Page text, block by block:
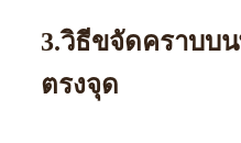
3.วิธีขจัดคราบบ
ตรงจุด